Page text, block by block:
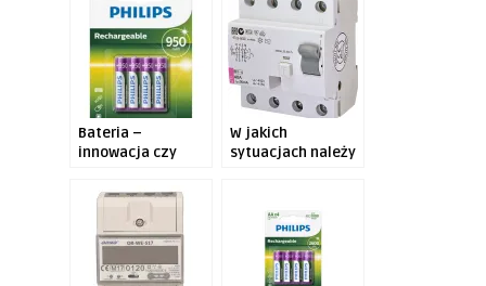
window)window)
Bateria –
innowacja czy
W jakich
sytuacjach należy
różnicowoprądowy?